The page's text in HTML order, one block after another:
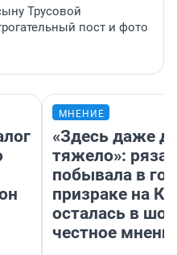
Трусовой
пост и фото
МНЕНИЕ
«Здесь даже
тяжело»:
побывала в
призраке на
осталась в
честное